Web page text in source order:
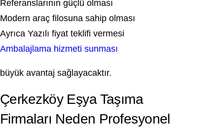
Referanslarının güçlü olması
Modern araç filosuna sahip olması
Ayrıca Yazılı fiyat teklifi vermesi
Ambalajlama hizmeti sunması
büyük avantaj sağlayacaktır.
Çerkezköy Eşya Taşıma
Firmaları Neden Profesyonel